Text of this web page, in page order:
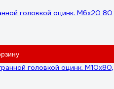
головкой оцинк. М6x20 80